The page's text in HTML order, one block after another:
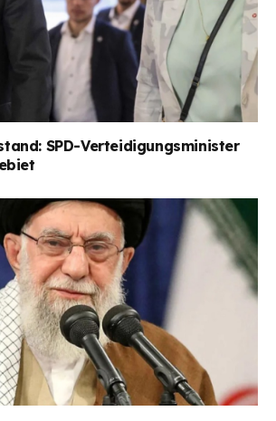
SPD-Verteidigungsminister